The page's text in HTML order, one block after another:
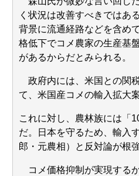
く状況は改善すべきではあ
背景に流通経路などを含め
格低下でコメ農家の生産基
があるからだとみられる。
政府内には、米国との関
て、米国産コメの輸入拡大
これに対し、農林族には「
だ。日本を守るため、輸入
郎・元農相）と反対論が根強
コメ価格抑制が実現する